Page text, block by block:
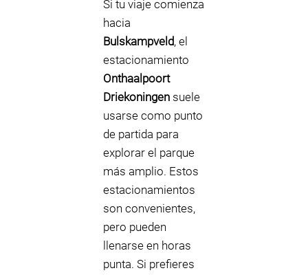
Si tu viaje comienza
hacia
Bulskampveld, el
estacionamiento
Onthaalpoort
Driekoningen suele
usarse como punto
de partida para
explorar el parque
más amplio. Estos
estacionamientos
son convenientes,
pero pueden
llenarse en horas
punta. Si prefieres